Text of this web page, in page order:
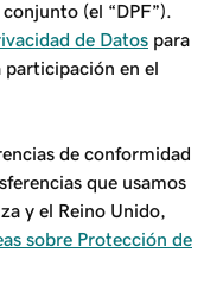
(el “DPF”).
de Datos para
en el
de conformidad
que usamos
y el Reino Unido,
sobre Protección de